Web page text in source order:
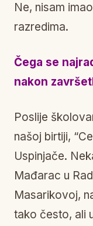
Ne, nisam
razredima.
Čega se
nakon
Poslije
našoj birtiji,
Uspinjače.
Mađarac u
Masarikovoj,
tako često, ali